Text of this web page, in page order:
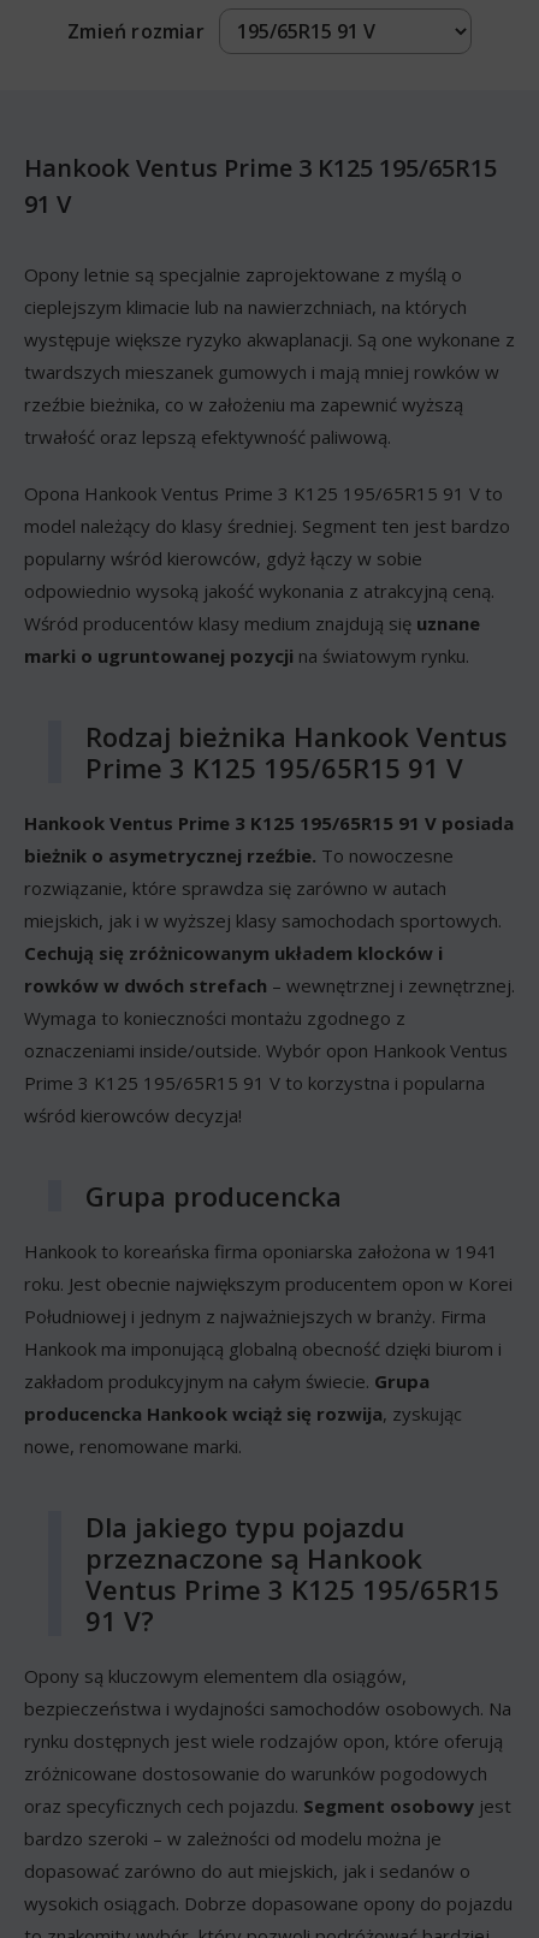
Zmień rozmiar
Hankook Ventus Prime 3 K125 195/65R15
91 V
Opony letnie są specjalnie zaprojektowane z myślą o
cieplejszym klimacie lub na nawierzchniach, na których
występuje większe ryzyko akwaplanacji. Są one wykonane z
twardszych mieszanek gumowych i mają mniej rowków w
rzeźbie bieżnika, co w założeniu ma zapewnić wyższą
trwałość oraz lepszą efektywność paliwową.
Opona Hankook Ventus Prime 3 K125 195/65R15 91 V to
model należący do klasy średniej. Segment ten jest bardzo
popularny wśród kierowców, gdyż łączy w sobie
odpowiednio wysoką jakość wykonania z atrakcyjną ceną.
Wśród producentów klasy medium znajdują się uznane
marki o ugruntowanej pozycji na światowym rynku.
Rodzaj bieżnika Hankook Ventus
Prime 3 K125 195/65R15 91 V
Hankook Ventus Prime 3 K125 195/65R15 91 V posiada
bieżnik o asymetrycznej rzeźbie. To nowoczesne
rozwiązanie, które sprawdza się zarówno w autach
miejskich, jak i w wyższej klasy samochodach sportowych.
Cechują się zróżnicowanym układem klocków i
rowków w dwóch strefach – wewnętrznej i zewnętrznej.
Wymaga to konieczności montażu zgodnego z
oznaczeniami inside/outside. Wybór opon Hankook Ventus
Prime 3 K125 195/65R15 91 V to korzystna i popularna
wśród kierowców decyzja!
Grupa producencka
Hankook to koreańska firma oponiarska założona w 1941
roku. Jest obecnie największym producentem opon w Korei
Południowej i jednym z najważniejszych w branży. Firma
Hankook ma imponującą globalną obecność dzięki biurom i
zakładom produkcyjnym na całym świecie. Grupa
producencka Hankook wciąż się rozwija, zyskując
nowe, renomowane marki.
Dla jakiego typu pojazdu
przeznaczone są Hankook
Ventus Prime 3 K125 195/65R15
91 V?
Opony są kluczowym elementem dla osiągów,
bezpieczeństwa i wydajności samochodów osobowych. Na
rynku dostępnych jest wiele rodzajów opon, które oferują
zróżnicowane dostosowanie do warunków pogodowych
oraz specyficznych cech pojazdu. Segment osobowy jest
bardzo szeroki – w zależności od modelu można je
dopasować zarówno do aut miejskich, jak i sedanów o
wysokich osiągach. Dobrze dopasowane opony do pojazdu